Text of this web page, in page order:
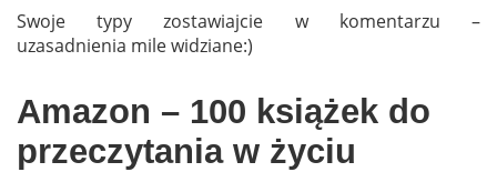
Swoje typy zostawiajcie w komentarzu –
uzasadnienia mile widziane:)
Amazon – 100 książek do
przeczytania w życiu